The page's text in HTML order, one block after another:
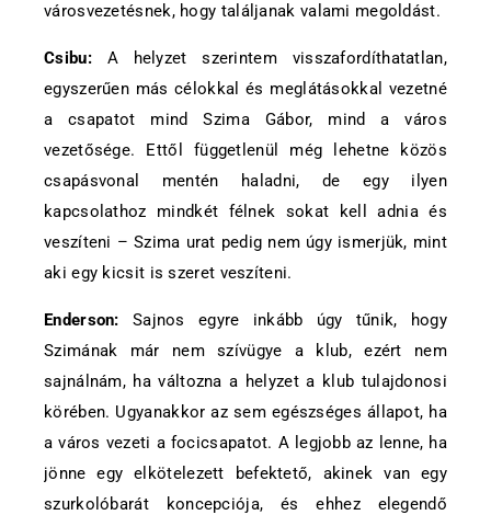
városvezetésnek, hogy találjanak valami megoldást.
Csibu:A helyzet szerintem visszafordíthatatlan,
egyszerűen más célokkal és meglátásokkal vezetné
a csapatot mind Szima Gábor, mind a város
vezetősége. Ettől függetlenül még lehetne közös
csapásvonal mentén haladni, de egy ilyen
kapcsolathoz mindkét félnek sokat kell adnia és
veszíteni – Szima urat pedig nem úgy ismerjük, mint
aki egy kicsit is szeret veszíteni.
Enderson: Sajnos egyre inkább úgy tűnik, hogy
Szimának már nem szívügye a klub, ezért nem
sajnálnám, ha változna a helyzet a klub tulajdonosi
körében. Ugyanakkor az sem egészséges állapot, ha
a város vezeti a focicsapatot. A legjobb az lenne, ha
jönne egy elkötelezett befektető, akinek van egy
szurkolóbarát koncepciója, és ehhez elegendő